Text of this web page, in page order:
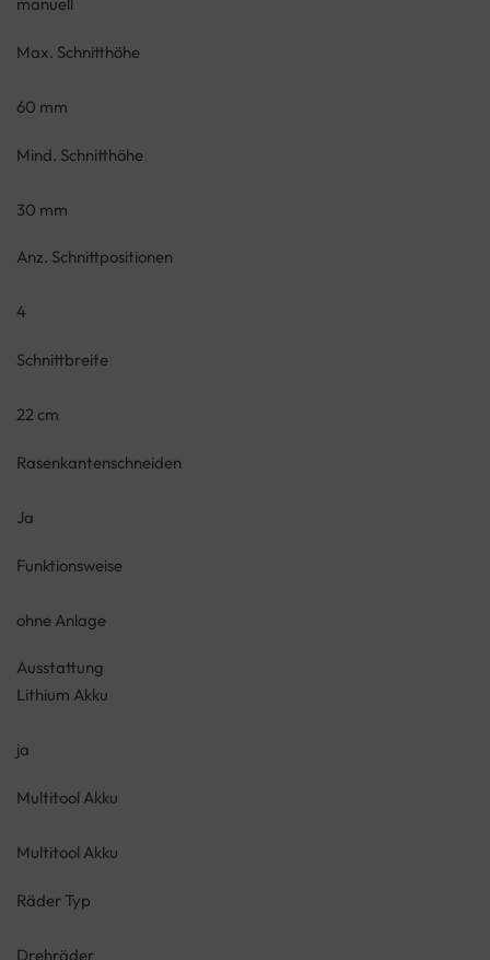
Max. Schnitthöhe
60 mm
Mind. Schnitthöhe
30 mm
Anz. Schnittpositionen
4
Schnittbreite
22 cm
Rasenkantenschneiden
Ja
Funktionsweise
ohne Anlage
Ausstattung
Lithium Akku
ja
Multitool Akku
Multitool Akku
Räder Typ
Drehräder